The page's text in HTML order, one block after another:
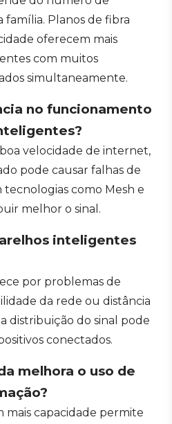
família. Planos de fibra
oferecem mais
com muitos
simultaneamente.
no funcionamento
velocidade de internet,
pode causar falhas de
tecnologias como Mesh e
melhor o sinal.
inteligentes
por problemas de
da rede ou distância
distribuição do sinal pode
conectados.
melhora o uso de
mais capacidade permite